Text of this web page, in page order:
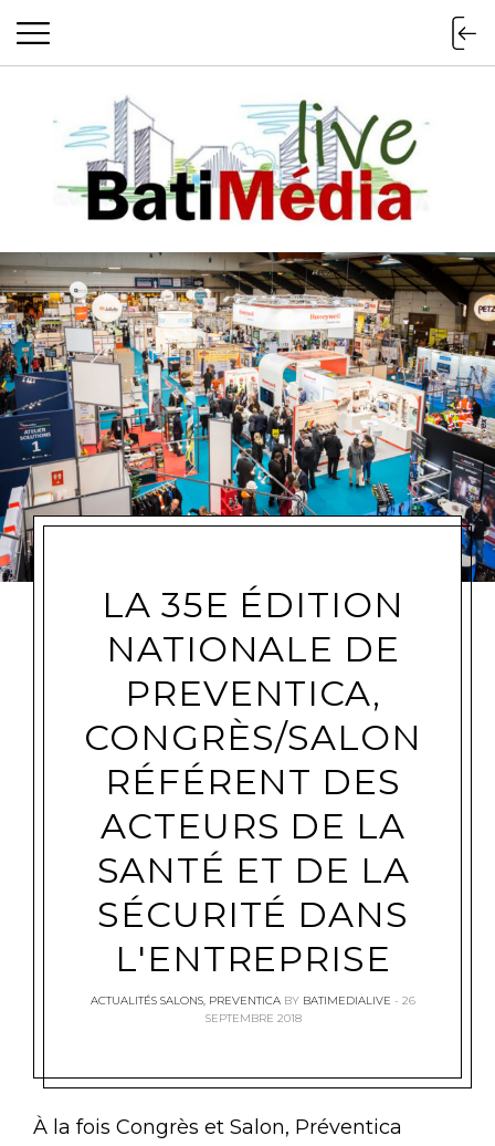
Batimedialive
LA 35E ÉDITION
NATIONALE DE
PREVENTICA,
CONGRÈS/SALON
RÉFÉRENT DES
ACTEURS DE LA
SANTÉ ET DE LA
SÉCURITÉ DANS
L'ENTREPRISE
ACTUALITÉS SALONS, PREVENTICA BY BATIMEDIALIVE
26
SEPTEMBRE 2018
À la fois Congrès et Salon, Préventica